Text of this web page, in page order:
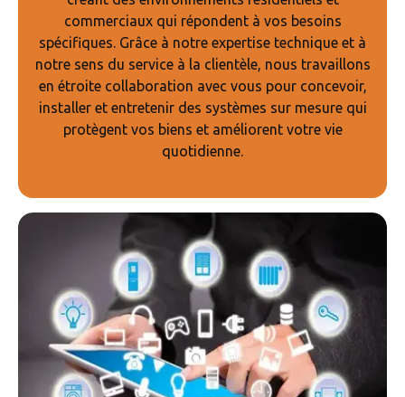
commerciaux qui répondent à vos besoins
spécifiques. Grâce à notre expertise technique et à
notre sens du service à la clientèle, nous travaillons
en étroite collaboration avec vous pour concevoir,
installer et entretenir des systèmes sur mesure qui
protègent vos biens et améliorent votre vie
quotidienne.